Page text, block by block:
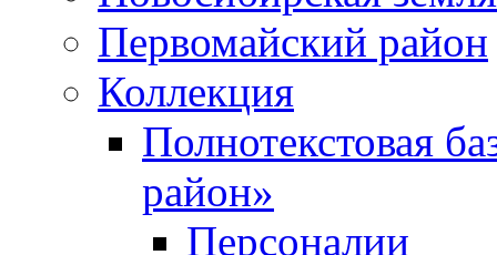
Первомайский район
Коллекция
Полнотекстовая
район»
Персоналии